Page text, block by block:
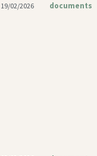
19/02/2026 documents